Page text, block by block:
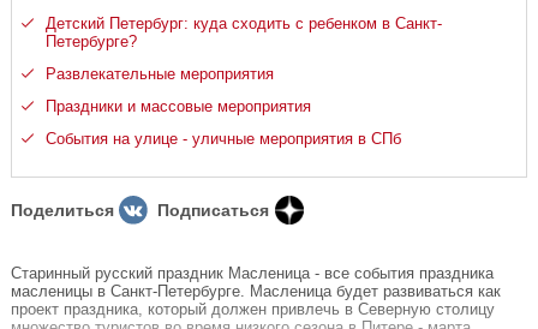
Детский Петербург: куда сходить с ребенком в Санкт-
Петербурге?
Развлекательные мероприятия
Праздники и массовые мероприятия
События на улице - уличные мероприятия в СПб
Поделиться Подписаться
Старинный русский праздник Масленица - все события праздника
масленицы в Санкт-Петербурге. Масленица будет развиваться как
проект праздника, который должен привлечь в Северную столицу